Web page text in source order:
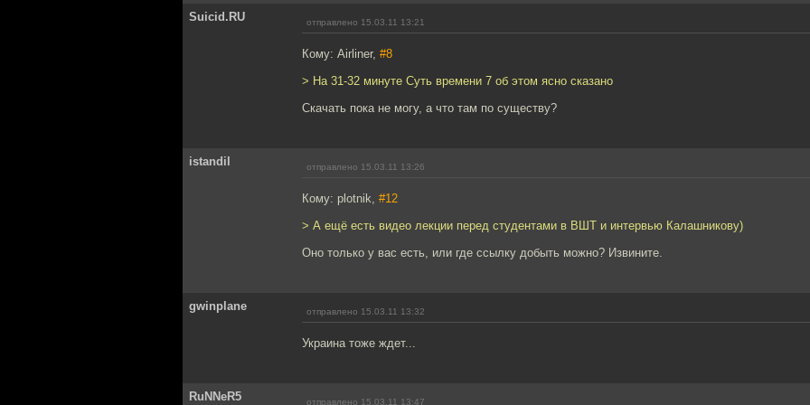
Suicid.RU отправлено 15.03.11 13:21
Кому: Airliner, #8
> На 31-32 минуте Суть времени 7 об этом ясно сказано
Скачать пока не могу, а что там по существу?
istandil отправлено 15.03.11 13:26
Кому: plotnik, #12
> А ещё есть видео лекции перед студентами в ВШТ и интервью Калашникову)
Оно только у вас есть, или где ссылку добыть можно? Извините.
gwinplane отправлено 15.03.11 13:32
Украина тоже ждет...
RuNNeR5 отправлено 15.03.11 13:47